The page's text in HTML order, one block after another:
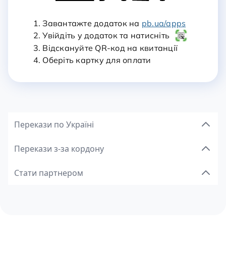
1. Завантажте додаток на pb.ua/apps
2. Увійдіть у додаток та натисніть
3. Відскануйте QR-код на квитанції
4. Оберіть картку для оплати
Перекази по Україні
Перекази з-за кордону
Стати партнером